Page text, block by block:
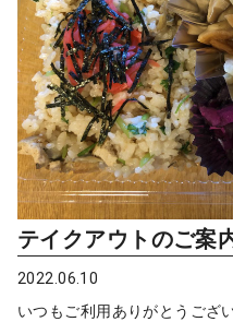
テイクアウトのご案
2022.06.10
いつもご利用ありがとうござ